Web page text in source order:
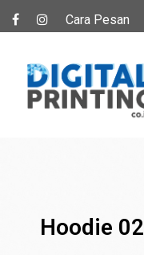
Cara Pesan
Hoodie 02